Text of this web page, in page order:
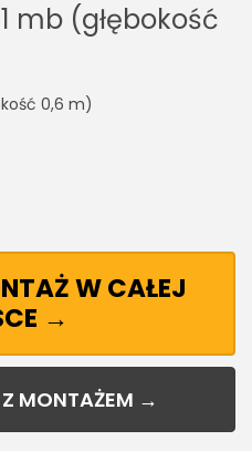
mb (głębokość
0,6 m)
W CAŁEJ
→
MONTAŻEM →